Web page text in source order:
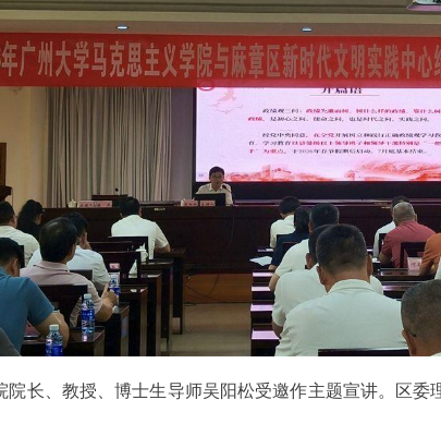
院长、教授、博士生导师吴阳松受邀作主题宣讲。区